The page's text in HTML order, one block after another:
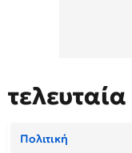
τελευταία
Πολιτική